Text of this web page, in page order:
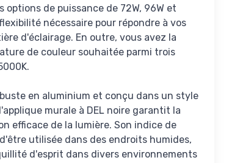
options de puissance de 72W, 96W et
nécessaire pour répondre à vos
d'éclairage. En outre, vous avez la
de couleur souhaitée parmi trois
en aluminium et conçu dans un style
murale à DEL noire garantit la
efficace de la lumière. Son indice de
utilisée dans des endroits humides,
d'esprit dans divers environnements